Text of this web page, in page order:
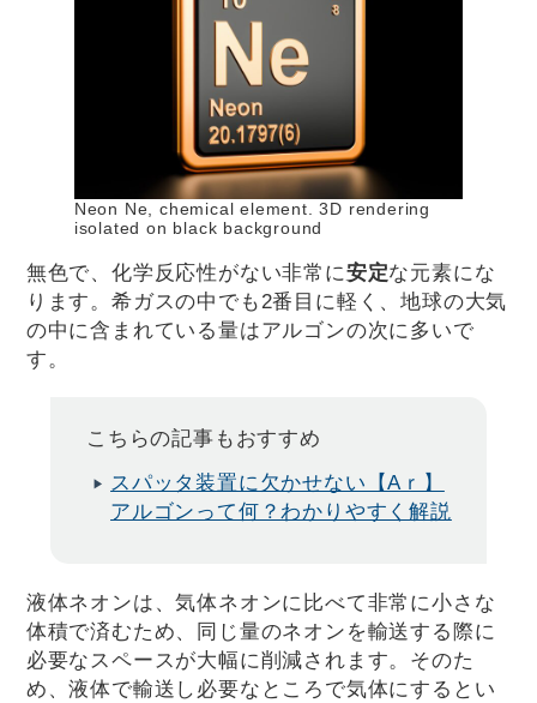
Neon Ne, chemical element. 3D rendering
isolated on black background
無色で、化学反応性がない非常に安定な元素にな
ります。希ガスの中でも2番目に軽く、地球の大気
の中に含まれている量はアルゴンの次に多いで
す。
こちらの記事もおすすめ
​​スパッタ装置に欠かせない【Aｒ】
アルゴンって何？わかりやすく解説
液体ネオンは、気体ネオンに比べて非常に小さな
体積で済むため、同じ量のネオンを輸送する際に
必要なスペースが大幅に削減されます。そのた
め、液体で輸送し必要なところで気体にするとい